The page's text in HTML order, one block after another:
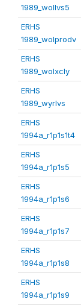
1989_wollvs5
ERHS
1989_wolprodv
ERHS
1989_wolxcly
ERHS
1989_wyrlvs
ERHS
1994a_r1p1s1t4
ERHS
1994a_r1p1s5
ERHS
1994a_r1p1s6
ERHS
1994a_r1p1s7
ERHS
1994a_r1p1s8
ERHS
1994a_r1p1s9